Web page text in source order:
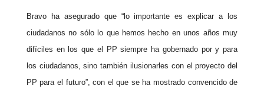
Bravo ha asegurado que “lo importante es explicar a los
ciudadanos no sólo lo que hemos hecho en unos años muy
difíciles en los que el PP siempre ha gobernado por y para
los ciudadanos, sino también ilusionarles con el proyecto del
PP para el futuro”, con el que se ha mostrado convencido de